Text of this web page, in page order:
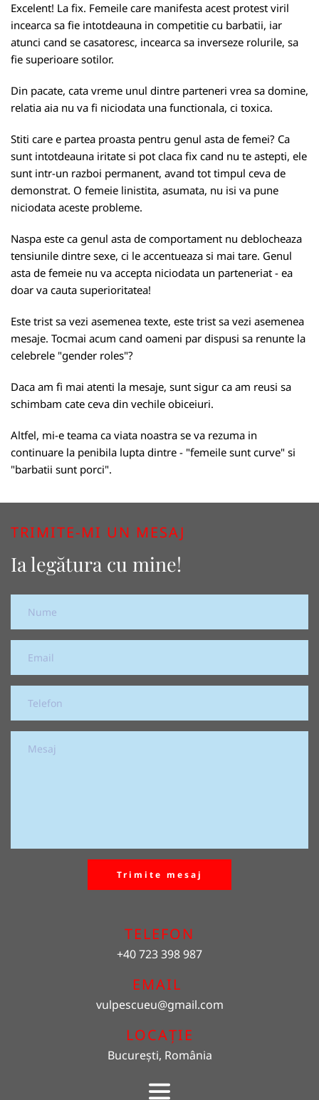
Excelent! La fix. Femeile care manifesta acest protest viril
incearca sa fie intotdeauna in competitie cu barbatii, iar
atunci cand se casatoresc, incearca sa inverseze rolurile, sa
fie superioare sotilor.
Din pacate, cata vreme unul dintre parteneri vrea sa domine,
relatia aia nu va fi niciodata una functionala, ci toxica.
Stiti care e partea proasta pentru genul asta de femei? Ca
sunt intotdeauna iritate si pot claca fix cand nu te astepti, ele
sunt intr-un razboi permanent, avand tot timpul ceva de
demonstrat. O femeie linistita, asumata, nu isi va pune
niciodata aceste probleme.
Naspa este ca genul asta de comportament nu deblocheaza
tensiunile dintre sexe, ci le accentueaza si mai tare. Genul
asta de femeie nu va accepta niciodata un parteneriat - ea
doar va cauta superioritatea!
Este trist sa vezi asemenea texte, este trist sa vezi asemenea
mesaje. Tocmai acum cand oameni par dispusi sa renunte la
celebrele "gender roles"?
Daca am fi mai atenti la mesaje, sunt sigur ca am reusi sa
schimbam cate ceva din vechile obiceiuri.
Altfel, mi-e teama ca viata noastra se va rezuma in
continuare la penibila lupta dintre - "femeile sunt curve" si
"barbatii sunt porci".
TRIMITE-MI UN MESAJ
Ia legătura cu mine!
Trimite mesaj
TELEFON
+40 723 398 987
EMAIL
vulpescueu@gmail.com
LOCAȚIE
București, România